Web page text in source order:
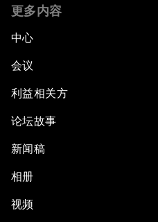
更多内容
中心
会议
利益相关方
论坛故事
新闻稿
相册
视频